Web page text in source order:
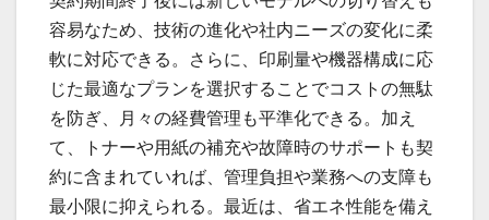
容易なため、技術の進化や社内ニーズの変化に柔
軟に対応できる。さらに、印刷量や機器構成に応
じた最適なプランを選択することでコストの無駄
を防ぎ、月々の経費管理も平準化できる。加え
て、トナーや用紙の補充や故障時のサポートも契
約に含まれていれば、管理負担や業務への支障も
最小限に抑えられる。最近は、省エネ性能を備え